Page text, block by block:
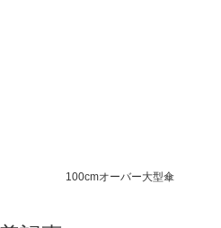
100cmオーバー大型傘